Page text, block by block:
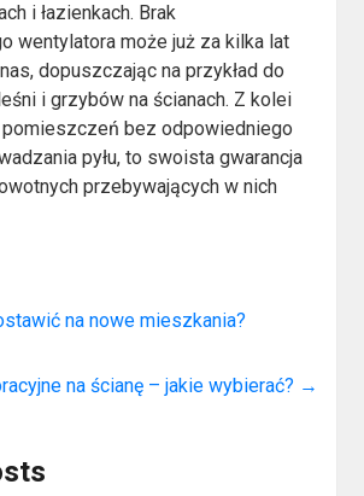
i łazienkach. Brak
wentylatora może już za kilka lat
dopuszczając na przykład do
i grzybów na ścianach. Z kolei
bez odpowiedniego
pyłu, to swoista gwarancja
przebywających w nich
na nowe mieszkania?
na ścianę – jakie wybierać? →